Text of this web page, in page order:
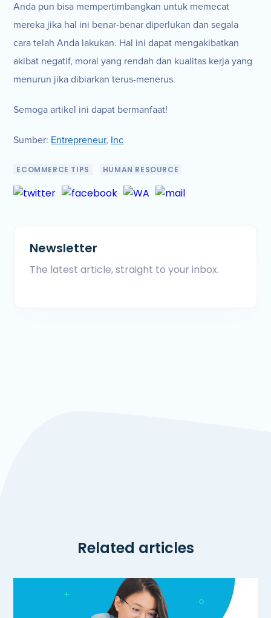
Anda pun bisa mempertimbangkan untuk memecat
mereka jika hal ini benar-benar diperlukan dan segala
cara telah Anda lakukan. Hal ini dapat mengakibatkan
akibat negatif, moral yang rendah dan kualitas kerja yang
menurun jika dibiarkan terus-menerus.
Semoga artikel ini dapat bermanfaat!
Sumber: Entrepreneur, Inc
ECOMMERCE TIPS HUMAN RESOURCE
Newsletter
The latest article, straight to your inbox.
Related articles